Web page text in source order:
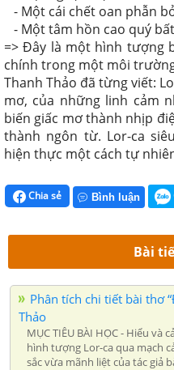
- Một cái chết oan phẫn
- Một tâm hồn cao quý
=> Đây là một hình tượng
chính trong một môi
Thanh Thảo đã từng viết:
mơ, của những linh cảm
biến giấc mơ thành nhịp
thành ngôn từ. Lor-ca
hiện thực một cách tự
Chia sẻ Bình luận
Bài
Phân tích chi tiết bài thơ
Thảo
MỤC TIÊU BÀI HỌC - Hiểu
hình tượng Lor-ca qua mạch
sắc vừa mãnh liệt của tác giả